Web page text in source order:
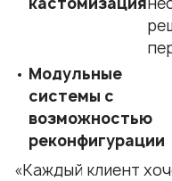
Модульные
системы с
возможностью
реконфигурации
«Каждый клиент